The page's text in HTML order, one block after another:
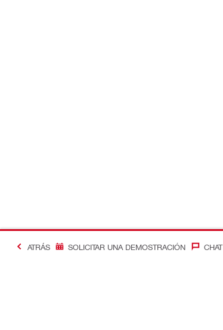
ATRÁS SOLICITAR UNA DEMOSTRACIÓN